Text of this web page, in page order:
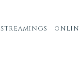
STREAMINGS